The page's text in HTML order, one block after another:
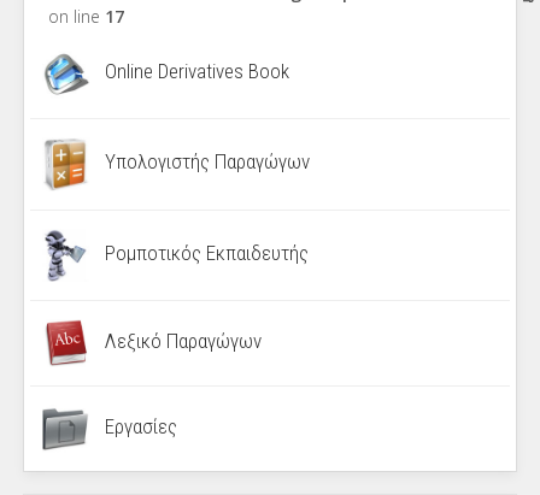
on line 17
Online Derivatives Book
Υπολογιστής Παραγώγων
Ρομποτικός Εκπαιδευτής
Λεξικό Παραγώγων
Εργασίες